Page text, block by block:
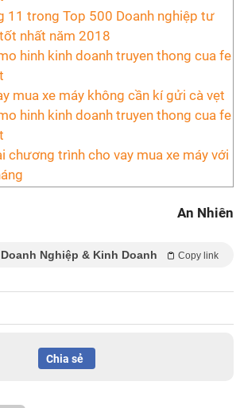
11 trong Top 500 Doanh nghiệp tư
nhất năm 2018
mua xe máy không cần kí gửi cà vẹt
chương trình cho vay mua xe máy với
An Nhiên
Doanh Nghiệp & Kinh Doanh Copy link
Chia sẻ